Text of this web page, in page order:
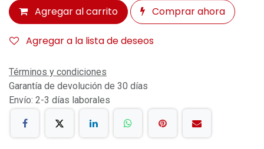
Agregar al carrito Comprar ahora
Agregar a la lista de deseos
Términos y condiciones
Garantía de devolución de 30 días
Envío: 2-3 días laborales